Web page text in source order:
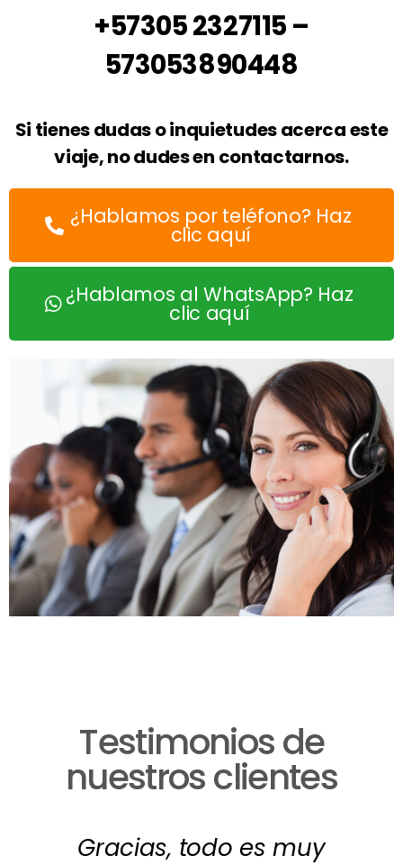
+57305 2327115 –
573053890448
Si tienes dudas o inquietudes acerca este
viaje, no dudes en contactarnos.
¿Hablamos por teléfono? Haz
clic aquí
¿Hablamos al WhatsApp? Haz
clic aquí
Testimonios de
nuestros clientes
Gracias, todo es muy